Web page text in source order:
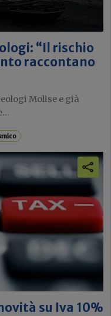
“Il rischio
raccontano
Molise e già
su Iva 10%